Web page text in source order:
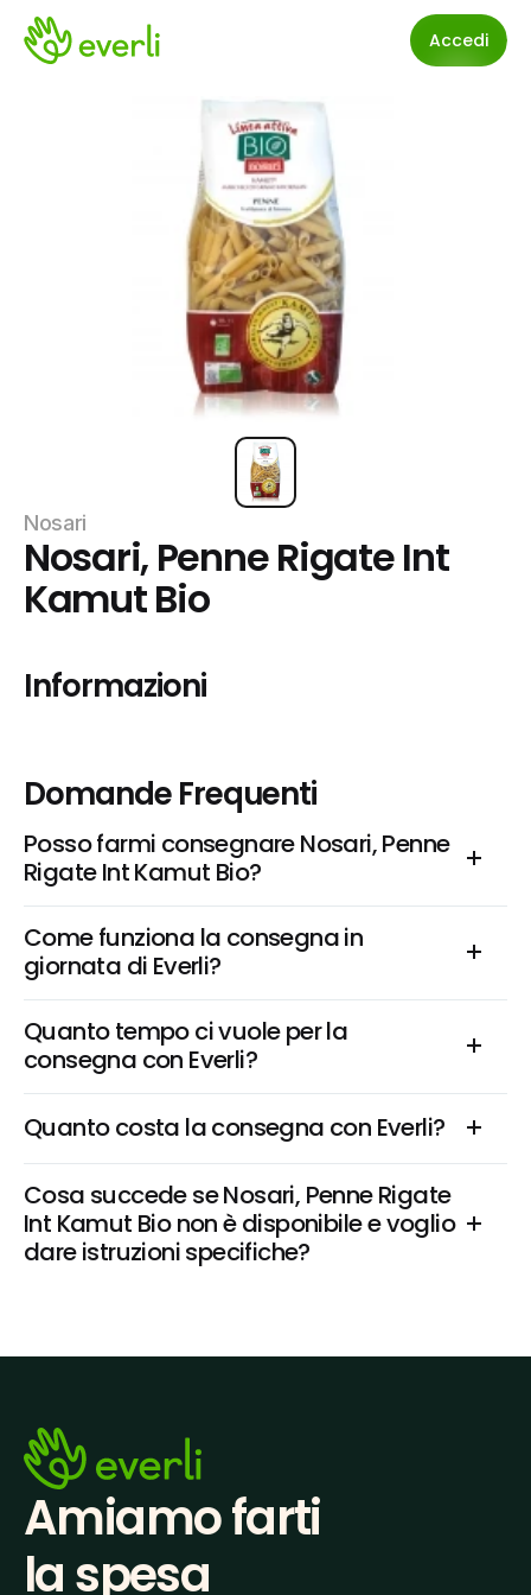
Accedi
Nosari
Nosari, Penne Rigate Int
Kamut Bio
Informazioni
Domande Frequenti
Posso farmi consegnare Nosari, Penne
Rigate Int Kamut Bio?
Come funziona la consegna in
giornata di Everli?
Quanto tempo ci vuole per la
consegna con Everli?
Quanto costa la consegna con Everli?
Cosa succede se Nosari, Penne Rigate
Int Kamut Bio non è disponibile e voglio
dare istruzioni specifiche?
Amiamo farti
la spesa